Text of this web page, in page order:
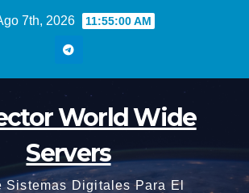
7th, 2026 11:55:01 AM
World Wide
Servers
Sistemas Digitales Para El